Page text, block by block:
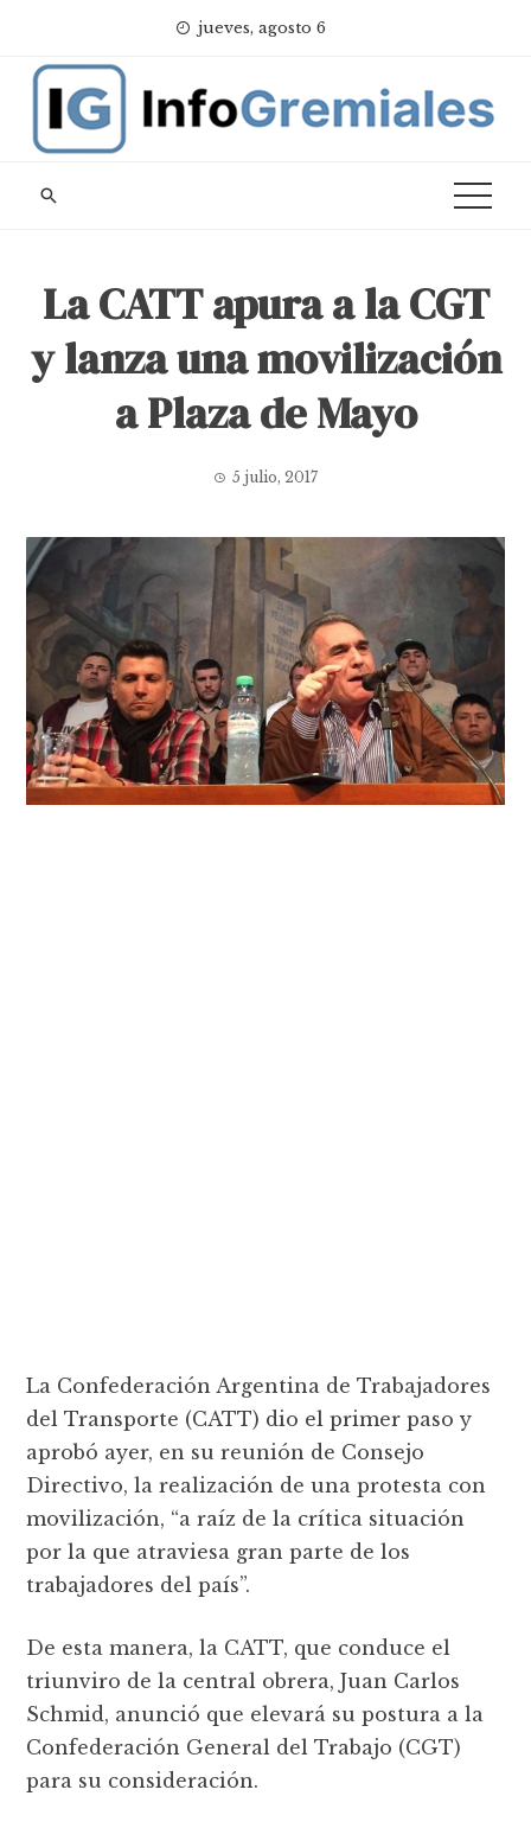
content
jueves, agosto 6
La CATT apura a la CGT
y lanza una movilización
a Plaza de Mayo
5 julio, 2017
La Confederación Argentina de Trabajadores
del Transporte (CATT) dio el primer paso y
aprobó ayer, en su reunión de Consejo
Directivo, la realización de una protesta con
movilización, “a raíz de la crítica situación
por la que atraviesa gran parte de los
trabajadores del país”.
De esta manera, la CATT, que conduce el
triunviro de la central obrera, Juan Carlos
Schmid, anunció que elevará su postura a la
Confederación General del Trabajo (CGT)
para su consideración.